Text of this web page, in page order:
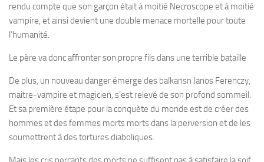
rendu compte que son garçon était à moitié Necroscope et à moitié
vampire, et ainsi devient une double menace mortelle pour toute
l’humanité.
Le père va donc affronter son propre fils dans une terrible bataille
De plus, un nouveau danger émerge des balkansn Janos Ferenczy,
maitre-vampire et magicien, s’est relevé de son profond sommeil.
Et sa première étape pour la conquète du monde est de créer des
hommes et des femmes morts morts dans la perversion et de les
soumettrent à des tortures diaboliques.